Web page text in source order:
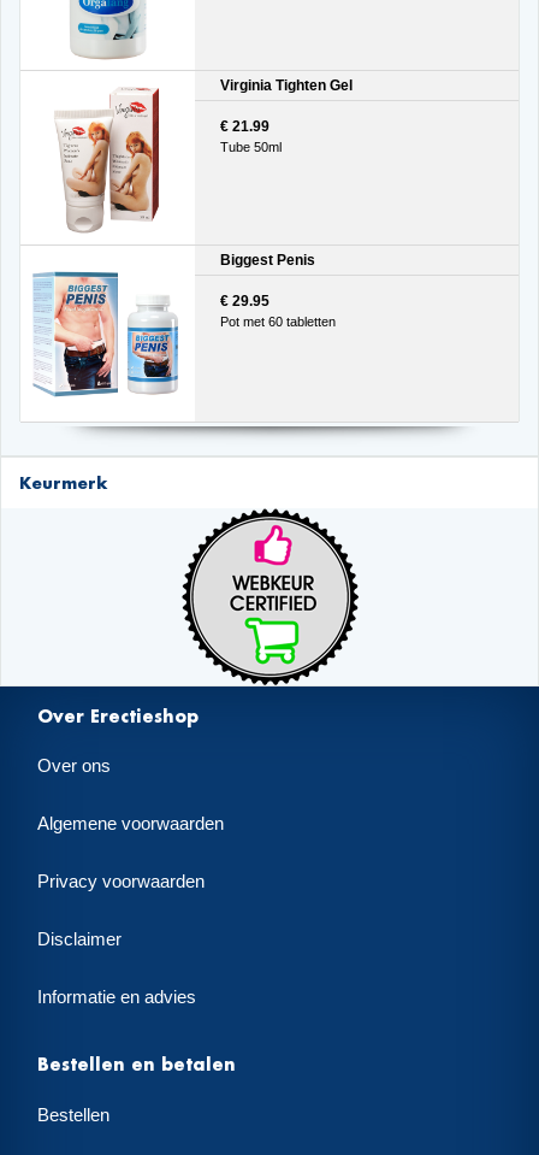
Virginia Tighten Gel
€ 21.99
Tube 50ml
Biggest Penis
€ 29.95
Pot met 60 tabletten
Keurmerk
Over Erectieshop
Over ons
Algemene voorwaarden
Privacy voorwaarden
Disclaimer
Informatie en advies
Bestellen en betalen
Bestellen